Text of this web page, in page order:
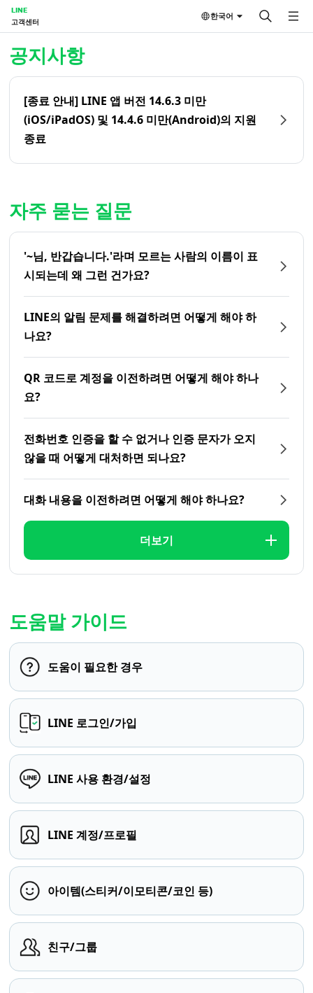
LINE
고객센터
한국어
공지사항
[종료 안내] LINE 앱 버전 14.6.3 미만
(iOS/iPadOS) 및 14.4.6 미만(Android)의 지원
종료
자주 묻는 질문
'~님, 반갑습니다.'라며 모르는 사람의 이름이 표
시되는데 왜 그런 건가요?
LINE의 알림 문제를 해결하려면 어떻게 해야 하
나요?
QR 코드로 계정을 이전하려면 어떻게 해야 하나
요?
전화번호 인증을 할 수 없거나 인증 문자가 오지
않을 때 어떻게 대처하면 되나요?
대화 내용을 이전하려면 어떻게 해야 하나요?
더보기
도움말 가이드
도움이 필요한 경우
LINE 로그인/가입
LINE 사용 환경/설정
LINE 계정/프로필
아이템(스티커/이모티콘/코인 등)
친구/그룹